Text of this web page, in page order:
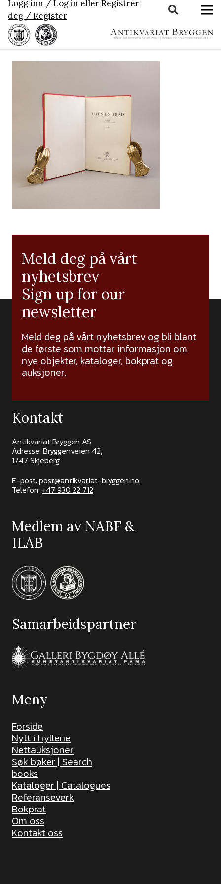
Logg inn / Log in ellerRegistrer
deg / Register
Meld deg på vårt
nyhetsbrev
Sign up for our
newsletter
Meld deg på vårt nyhetsbrev og bli blant
de første som mottar informasjon om
nye objekter, kataloger, bokprat og
auksjoner.
Kontakt
Antikvariat Bryggen AS
Adresse: Bryggenveien 42,
1747 Skjeberg
E-post: post@antikvariat-bryggen.no
Telefon: +47 930 22 712
Medlem av NABF &
ILAB
Samarbeidspartner
Meny
Forside
Nytt i hyllene
Nettauksjoner
Søk bøker | Search
books
Kataloger | Catalogues
Referanseverk
Bokprat
Om oss
Kontakt oss